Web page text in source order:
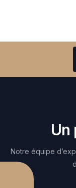
Un
Notre équipe